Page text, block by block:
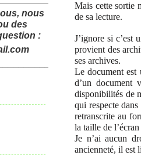
nous
des
:
Mais cette sortie
de sa lecture.
J’ignore si c’est
provient des
ses archives.
Le document est
d’un document
disponibilités de
qui respecte
retranscrite au
la taille de
Je n’ai aucun
ancienneté, il est